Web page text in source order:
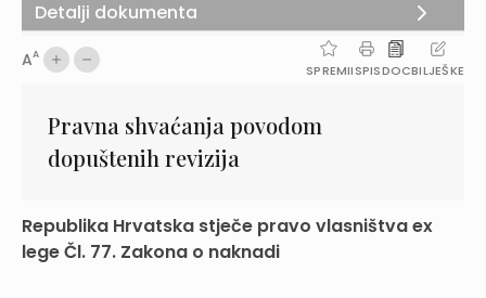
AA
SPREMIISPISDOCBILJEŠKE
Pravna shvaćanja povodom
dopuštenih revizija
Republika Hrvatska stječe pravo vlasništva ex
lege Čl. 77. Zakona o naknadi
Detalji dokumenta